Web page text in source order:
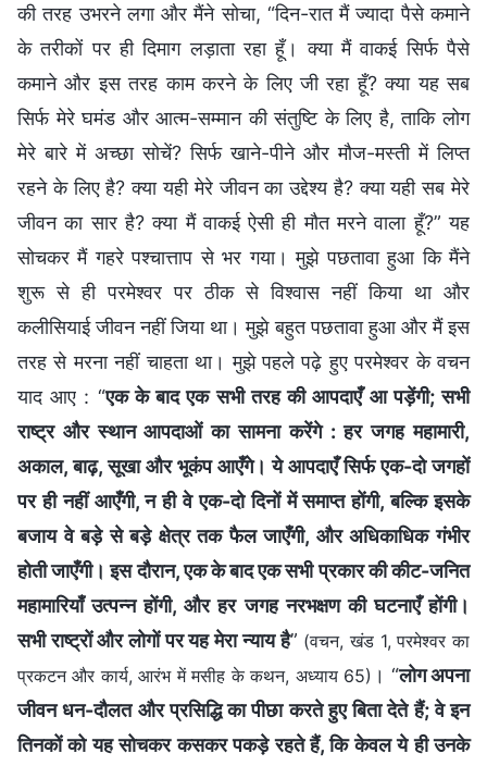
की तरह उभरने लगा और मैंने सोचा, “दिन-रात मैं ज्यादा पैसे कमाने
के तरीकों पर ही दिमाग लड़ाता रहा हूँ। क्या मैं वाकई सिर्फ पैसे
कमाने और इस तरह काम करने के लिए जी रहा हूँ? क्या यह सब
सिर्फ मेरे घमंड और आत्म-सम्मान की संतुष्टि के लिए है, ताकि लोग
मेरे बारे में अच्छा सोचें? सिर्फ खाने-पीने और मौज-मस्ती में लिप्त
रहने के लिए है? क्या यही मेरे जीवन का उद्देश्य है? क्या यही सब मेरे
जीवन का सार है? क्या मैं वाकई ऐसी ही मौत मरने वाला हूँ?” यह
सोचकर मैं गहरे पश्चात्ताप से भर गया। मुझे पछतावा हुआ कि मैंने
शुरू से ही परमेश्वर पर ठीक से विश्वास नहीं किया था और
कलीसियाई जीवन नहीं जिया था। मुझे बहुत पछतावा हुआ और मैं इस
तरह से मरना नहीं चाहता था। मुझे पहले पढ़े हुए परमेश्वर के वचन
याद आए : “एक के बाद एक सभी तरह की आपदाएँ आ पड़ेंगी; सभी
राष्ट्र और स्थान आपदाओं का सामना करेंगे : हर जगह महामारी,
अकाल, बाढ़, सूखा और भूकंप आएँगे। ये आपदाएँ सिर्फ एक-दो जगहों
पर ही नहीं आएँगी, न ही वे एक-दो दिनों में समाप्त होंगी, बल्कि इसके
बजाय वे बड़े से बड़े क्षेत्र तक फैल जाएँगी, और अधिकाधिक गंभीर
होती जाएँगी। इस दौरान, एक के बाद एक सभी प्रकार की कीट-जनित
महामारियाँ उत्पन्न होंगी, और हर जगह नरभक्षण की घटनाएँ होंगी।
सभी राष्ट्रों और लोगों पर यह मेरा न्याय है” (वचन, खंड 1, परमेश्वर का
प्रकटन और कार्य, आरंभ में मसीह के कथन, अध्याय 65) । “लोग अपना
जीवन धन-दौलत और प्रसिद्धि का पीछा करते हुए बिता देते हैं; वे इन
तिनकों को यह सोचकर कसकर पकड़े रहते हैं, कि केवल ये ही उनके